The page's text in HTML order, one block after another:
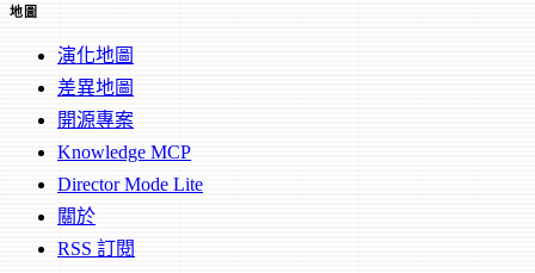
地圖
演化地圖
差異地圖
開源專案
Knowledge MCP
Director Mode Lite
關於
RSS 訂閱